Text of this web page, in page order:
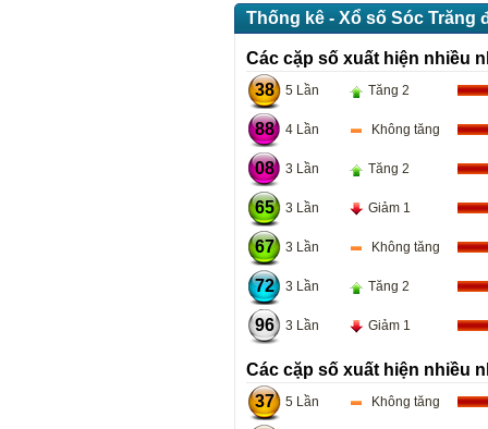
Thống kê - Xổ số Sóc Trăng
Các cặp số xuất hiện nhiều
38
5 Lần Tăng 2
88 4 Lần Không tăng
08 3 Lần Tăng 2
65 3 Lần Giảm 1
67 3 Lần Không tăng
72 3 Lần Tăng 2
96 3 Lần Giảm 1
Các cặp số xuất hiện nhiều
37
5 Lần Không tăng